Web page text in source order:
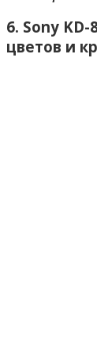
6. Sony
цветов и